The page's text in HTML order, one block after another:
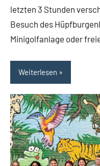
letzten 3 Stunden
Besuch des
Minigolfanlage oder
Weiterlesen